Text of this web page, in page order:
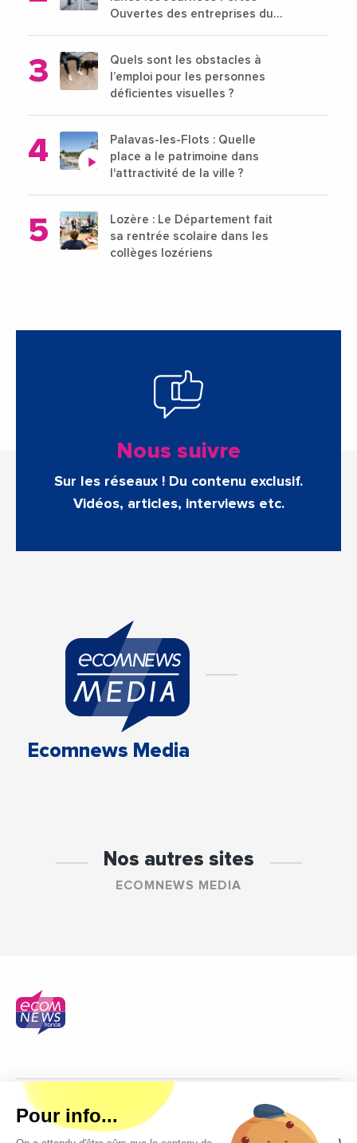
Ouvertes des entreprises du
Quels sont les obstacles à
l’emploi pour les personnes
déficientes visuelles ?
Palavas-les-Flots : Quelle
place a le patrimoine dans
l'attractivité de la ville ?
Lozère : Le Département fait
sa rentrée scolaire dans les
collèges lozériens
Nous suivre
Sur les réseaux ! Du contenu exclusif.
Vidéos, articles, interviews etc.
Ecomnews Media
Nos autres sites
ECOMNEWS MEDIA